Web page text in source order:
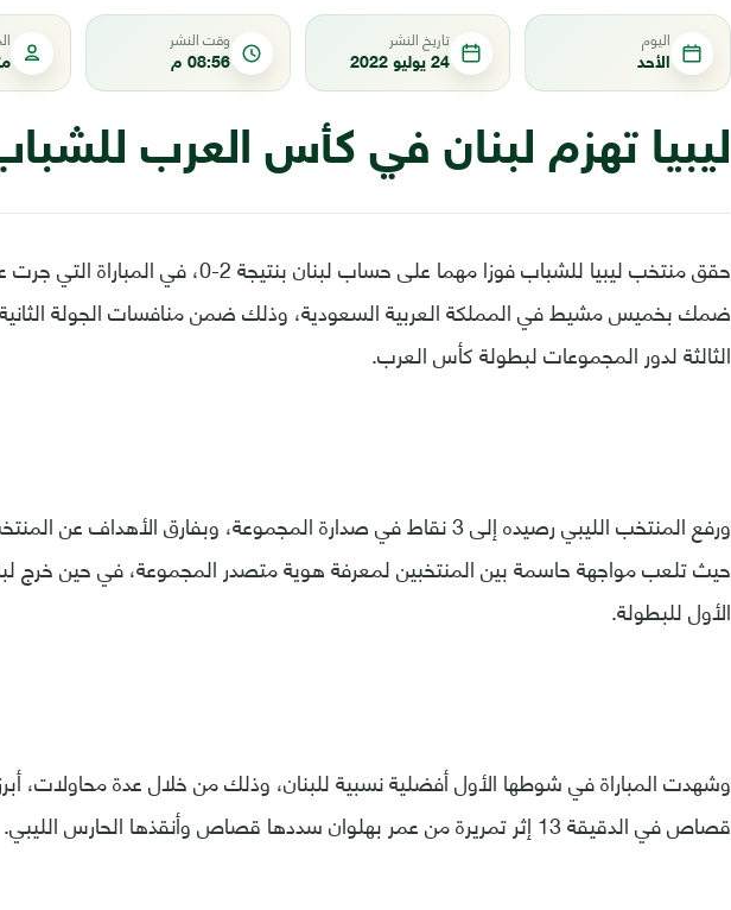
اليوم
الأحد
تاريخ النشر
24 يوليو 2022
وقت النشر
08:56 م
ليبيا تهزم لبنان في كأس العرب
حقق منتخب ليبيا للشباب فوزا مهما على حساب لبنان بنتيجة
ضمك بخميس مشيط في المملكة العربية السعودية، وذلك ضمن منافسات الجولة
الثالثة لدور المجموعات لبطولة كأس العرب.
ورفع المنتخب الليبي رصيده إلى 3 نقاط في صدارة المجموعة، وبفارق الأهداف عن
حيث تلعب مواجهة حاسمة بين المنتخبين لمعرفة هوية متصدر المجموعة، في حين خرج
الأول للبطولة.
وشهدت المباراة في شوطها الأول أفضلية نسبية للبنان، وذلك من خلال عدة محاولات،
قصاص في الدقيقة 13 إثر تمريرة من عمر بهلوان سددها قصاص وأنقذها الحارس الليبي.